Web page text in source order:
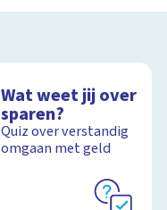
Wat weet jij over
sparen?
Quiz over verstandig
omgaan met geld